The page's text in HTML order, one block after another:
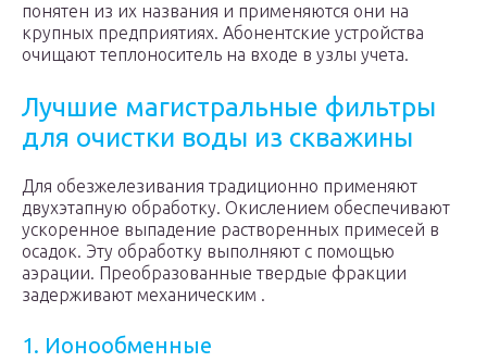
понятен из их названия и применяются они на
крупных предприятиях. Абонентские устройства
очищают теплоноситель на входе в узлы учета.
Лучшие магистральные фильтры
для очистки воды из скважины
Для обезжелезивания традиционно применяют
двухэтапную обработку. Окислением обеспечивают
ускоренное выпадение растворенных примесей в
осадок. Эту обработку выполняют с помощью
аэрации. Преобразованные твердые фракции
задерживают механическим .
1. Ионообменные